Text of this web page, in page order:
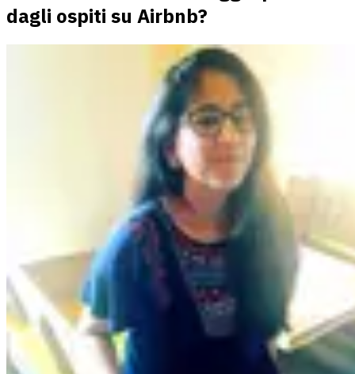
dagli ospiti su Airbnb?